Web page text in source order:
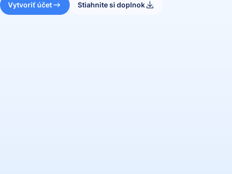
Vytvoriť účet Stiahnite si doplnok